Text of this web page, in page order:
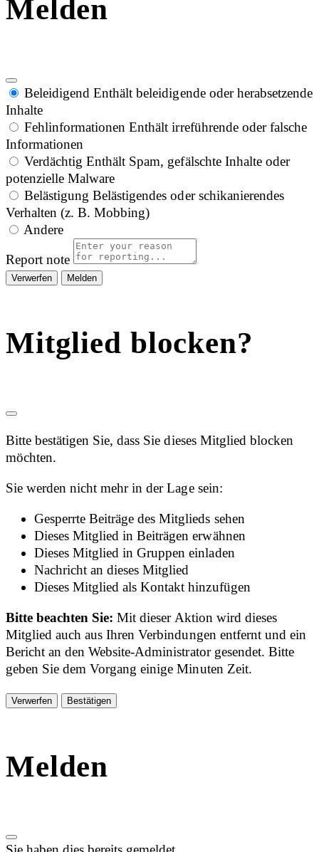
Melden
Beleidigend Enthält beleidigende oder herabsetzende
Inhalte
Fehlinformationen Enthält irreführende oder falsche
Informationen
Verdächtig Enthält Spam, gefälschte Inhalte oder
potenzielle Malware
Belästigung Belästigendes oder schikanierendes
Verhalten (z. B. Mobbing)
Andere
Report note
Melden
Mitglied blocken?
Bitte bestätigen Sie, dass Sie dieses Mitglied blocken
möchten.
Sie werden nicht mehr in der Lage sein:
Gesperrte Beiträge des Mitglieds sehen
Dieses Mitglied in Beiträgen erwähnen
Dieses Mitglied in Gruppen einladen
Nachricht an dieses Mitglied
Dieses Mitglied als Kontakt hinzufügen
Bitte beachten Sie:Mit dieser Aktion wird dieses
Mitglied auch aus Ihren Verbindungen entfernt und ein
Bericht an den Website-Administrator gesendet. Bitte
geben Sie dem Vorgang einige Minuten Zeit.
Bestätigen
Melden